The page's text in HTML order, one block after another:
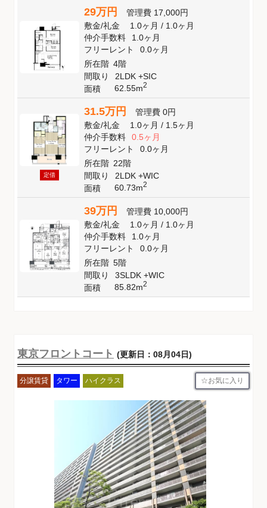
29万円 管理費 17,000円
敷金/礼金 1.0ヶ月/ 1.0ヶ月
仲介手数料
1.0ヶ月
フリーレント
0.0ヶ月
所在階 4階
間取り
2LDK +SIC
面積
62.55m2
定借
31.5万円 管理費 0円
敷金/礼金 1.0ヶ月/ 1.5ヶ月
仲介手数料
0.5ヶ月
フリーレント
0.0ヶ月
所在階 22階
間取り
2LDK +WIC
面積
60.73m2
39万円 管理費 10,000円
敷金/礼金 1.0ヶ月/ 1.0ヶ月
仲介手数料
1.0ヶ月
フリーレント
0.0ヶ月
所在階 5階
間取り
3SLDK +WIC
面積
85.82m2
東京フロントコート (更新日：08月04日)
分譲賃貸 タワー ハイクラス お気に入り